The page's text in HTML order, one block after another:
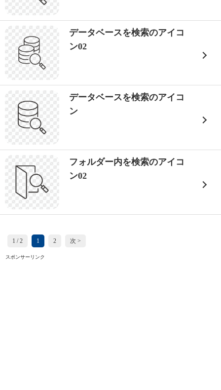
データベースを検索のアイコ
ン02
データベースを検索のアイコ
ン
フォルダー内を検索のアイコ
ン02
1 / 2 1 2 次 >
スポンサーリンク